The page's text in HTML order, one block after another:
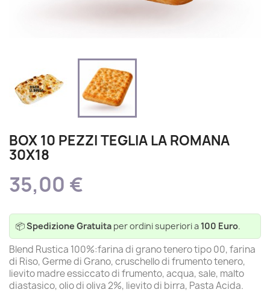
BOX 10 PEZZI TEGLIA LA ROMANA
30X18
35,00 €
📦Spedizione Gratuita per ordini superiori a 100 Euro.
Blend Rustica 100%:farina di grano tenero tipo 00, farina
di Riso, Germe di Grano, cruschello di frumento tenero,
lievito madre essiccato di frumento, acqua, sale, malto
diastasico, olio di oliva 2%, lievito di birra, Pasta Acida.